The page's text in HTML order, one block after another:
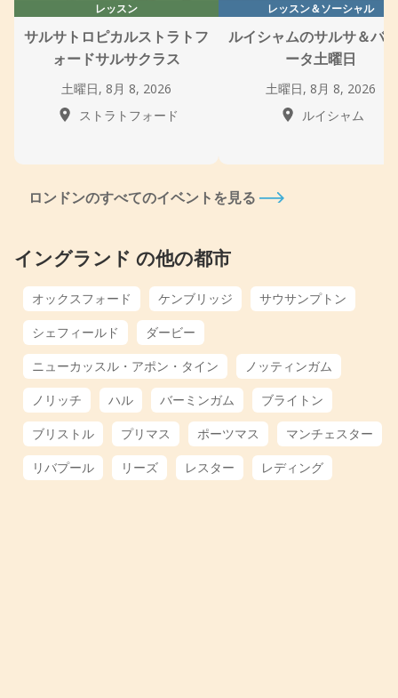
レッスン
サルサトロピカルストラトフ
ォードサルサクラス
土曜日, 8月 8, 2026
ストラトフォード
レッスン＆ソーシャル
ルイシャムのサルサ＆バ
ータ土曜日
土曜日, 8月 8, 2026
ルイシャム
ロンドンのすべてのイベントを見る
イングランド の他の都市
オックスフォード ケンブリッジ
サウサンプトン
シェフィールド
ダービー
ニューカッスル・アポン・タイン
ノッティンガム
ノリッチ
ハル バーミンガム
ブライトン
ブリストル
プリマス ポーツマス
マンチェスター
リバプール
リーズ レスター レディング